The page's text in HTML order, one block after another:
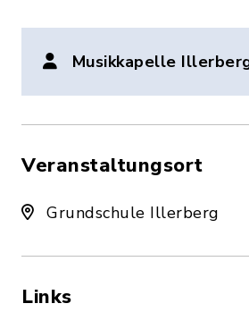
Musikkapelle
Veranstaltungsort
Grundschule Illerberg
Links